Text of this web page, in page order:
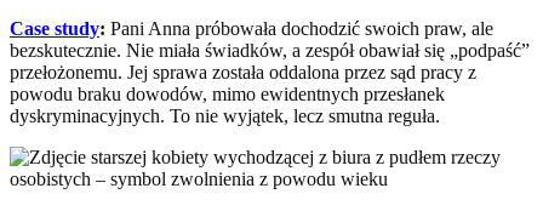
Case study: Pani Anna próbowała dochodzić swoich praw, ale
bezskutecznie. Nie miała świadków, a zespół obawiał się „podpaść”
przełożonemu. Jej sprawa została oddalona przez sąd pracy z
powodu braku dowodów, mimo ewidentnych przesłanek
dyskryminacyjnych. To nie wyjątek, lecz smutna reguła.